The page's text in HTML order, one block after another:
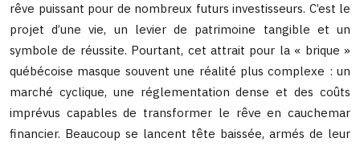
rêve puissant pour de nombreux futurs investisseurs. C’est le
projet d’une vie, un levier de patrimoine tangible et un
symbole de réussite. Pourtant, cet attrait pour la « brique »
québécoise masque souvent une réalité plus complexe : un
marché cyclique, une réglementation dense et des coûts
imprévus capables de transformer le rêve en cauchemar
financier. Beaucoup se lancent tête baissée, armés de leur